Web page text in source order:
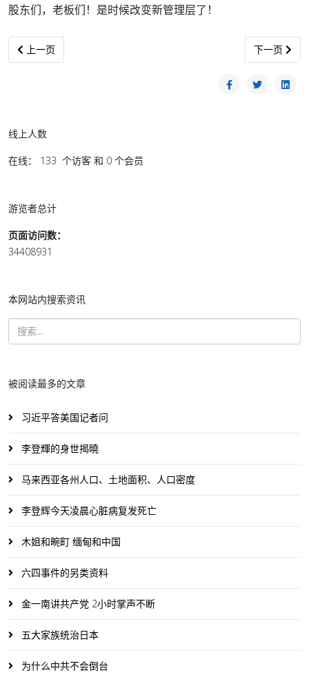
股东们，老板们！是时候改变新管理层了！
上一篇文章: 投票日在诗巫南兰选区所见所闻
上一页 下一篇文章:
下一页
线上人数
在线： 133 个访客 和 0 个会员
游览者总计
页面访问数：
34408931
本网站内搜索资讯
被阅读最多的文章
习近平答美国记者问
李登輝的身世揭曉
马来西亚各州人口、土地面积、人口密度
李登辉今天凌晨心脏病复发死亡
木姐和畹町 缅甸和中国
六四事件的另类资料
金一南讲共产党 2小时掌声不断
五大家族统治日本
为什么中共不会倒台